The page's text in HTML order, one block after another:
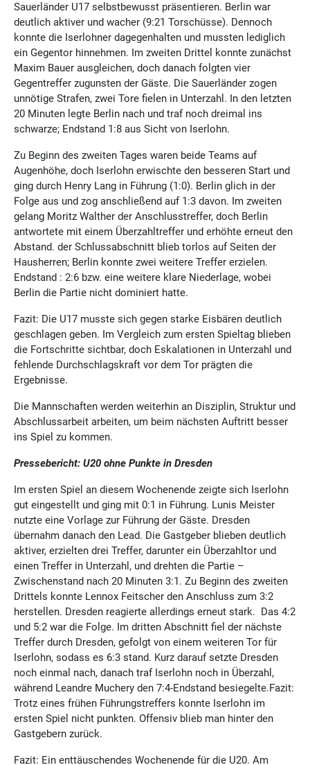
Sauerländer U17 selbstbewusst präsentieren. Berlin war
deutlich aktiver und wacher (9:21 Torschüsse). Dennoch
konnte die Iserlohner dagegenhalten und mussten lediglich
ein Gegentor hinnehmen. Im zweiten Drittel konnte zunächst
Maxim Bauer ausgleichen, doch danach folgten vier
Gegentreffer zugunsten der Gäste. Die Sauerländer zogen
unnötige Strafen, zwei Tore fielen in Unterzahl. In den letzten
20 Minuten legte Berlin nach und traf noch dreimal ins
schwarze; Endstand 1:8 aus Sicht von Iserlohn.
Zu Beginn des zweiten Tages waren beide Teams auf
Augenhöhe, doch Iserlohn erwischte den besseren Start und
ging durch Henry Lang in Führung (1:0). Berlin glich in der
Folge aus und zog anschließend auf 1:3 davon. Im zweiten
gelang Moritz Walther der Anschlusstreffer, doch Berlin
antwortete mit einem Überzahltreffer und erhöhte erneut den
Abstand. der Schlussabschnitt blieb torlos auf Seiten der
Hausherren; Berlin konnte zwei weitere Treffer erzielen.
Endstand : 2:6 bzw. eine weitere klare Niederlage, wobei
Berlin die Partie nicht dominiert hatte.
Fazit: Die U17 musste sich gegen starke Eisbären deutlich
geschlagen geben. Im Vergleich zum ersten Spieltag blieben
die Fortschritte sichtbar, doch Eskalationen in Unterzahl und
fehlende Durchschlagskraft vor dem Tor prägten die
Ergebnisse.
Die Mannschaften werden weiterhin an Disziplin, Struktur und
Abschlussarbeit arbeiten, um beim nächsten Auftritt besser
ins Spiel zu kommen.
Pressebericht: U20 ohne Punkte in Dresden
Im ersten Spiel an diesem Wochenende zeigte sich Iserlohn
gut eingestellt und ging mit 0:1 in Führung. Lunis Meister
nutzte eine Vorlage zur Führung der Gäste. Dresden
übernahm danach den Lead. Die Gastgeber blieben deutlich
aktiver, erzielten drei Treffer, darunter ein Überzahltor und
einen Treffer in Unterzahl, und drehten die Partie –
Zwischenstand nach 20 Minuten 3:1. Zu Beginn des zweiten
Drittels konnte Lennox Feitscher den Anschluss zum 3:2
herstellen. Dresden reagierte allerdings erneut stark. Das 4:2
und 5:2 war die Folge. Im dritten Abschnitt fiel der nächste
Treffer durch Dresden, gefolgt von einem weiteren Tor für
Iserlohn, sodass es 6:3 stand. Kurz darauf setzte Dresden
noch einmal nach, danach traf Iserlohn noch in Überzahl,
während Leandre Muchery den 7:4-Endstand besiegelte.Fazit:
Trotz eines frühen Führungstreffers konnte Iserlohn im
ersten Spiel nicht punkten. Offensiv blieb man hinter den
Gastgebern zurück.
Fazit: Ein enttäuschendes Wochenende für die U20. Am